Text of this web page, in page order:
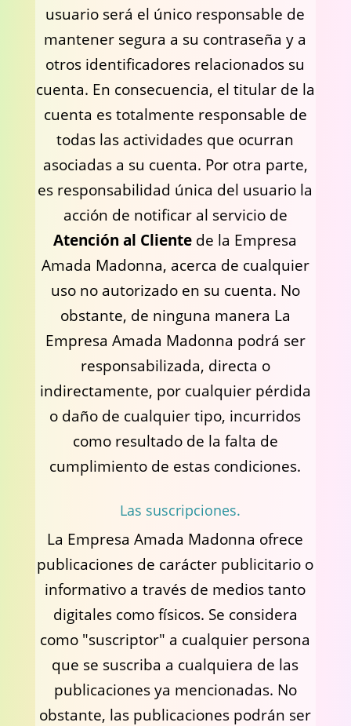
usuario será el único responsable de
mantener segura a su contraseña y a
otros identificadores relacionados su
cuenta. En consecuencia, el titular de la
cuenta es totalmente responsable de
todas las actividades que ocurran
asociadas a su cuenta. Por otra parte,
es responsabilidad única del usuario la
acción de notificar al servicio de
Atención al Cliente de la Empresa
Amada Madonna, acerca de cualquier
uso no autorizado en su cuenta. No
obstante, de ninguna manera La
Empresa Amada Madonna podrá ser
responsabilizada, directa o
indirectamente, por cualquier pérdida
o daño de cualquier tipo, incurridos
como resultado de la falta de
cumplimiento de estas condiciones.
Las suscripciones.
La Empresa Amada Madonna ofrece
publicaciones de carácter publicitario o
informativo a través de medios tanto
digitales como físicos. Se considera
como "suscriptor" a cualquier persona
que se suscriba a cualquiera de las
publicaciones ya mencionadas. No
obstante, las publicaciones podrán ser